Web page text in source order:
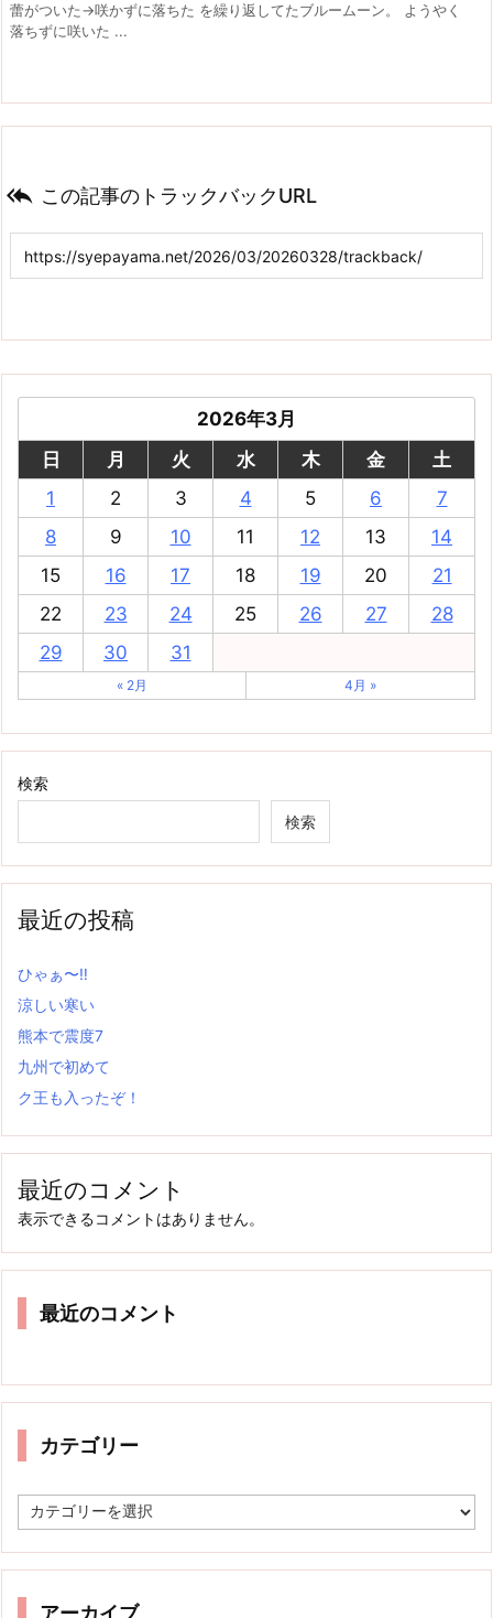
蕾がついた→咲かずに落ちた を繰り返してたブルームーン。 ようやく
落ちずに咲いた ...
 この記事のトラックバックURL
2026年3月
日
月 火 水 木 金
土
1
2 3 4 5 6
7
8
9 10 11 12 13
14
15
16 17 18 19 20
21
22
23 24 25 26 27
28
29
30 31
« 2月 4月 »
検索
検索
最近の投稿
ひゃぁ〜‼
涼しい寒い
熊本で震度7
九州で初めて
ク王も入ったぞ！
最近のコメント
表示できるコメントはありません。
最近のコメント
カテゴリー
テ
リ
アーカイブ